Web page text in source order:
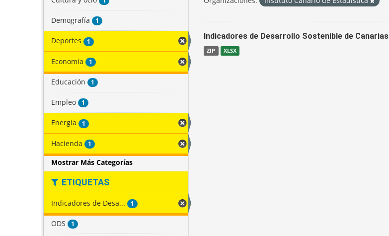
Demografía 1
Deportes 1
Economía 1
Educación 1
Empleo 1
Energía 1
Hacienda 1
Mostrar Más Categorías
ETIQUETAS
Indicadores de Desa... 1
ODS 1
Indicadores de Desarrollo Sostenible de Canarias
ZIP XLSX